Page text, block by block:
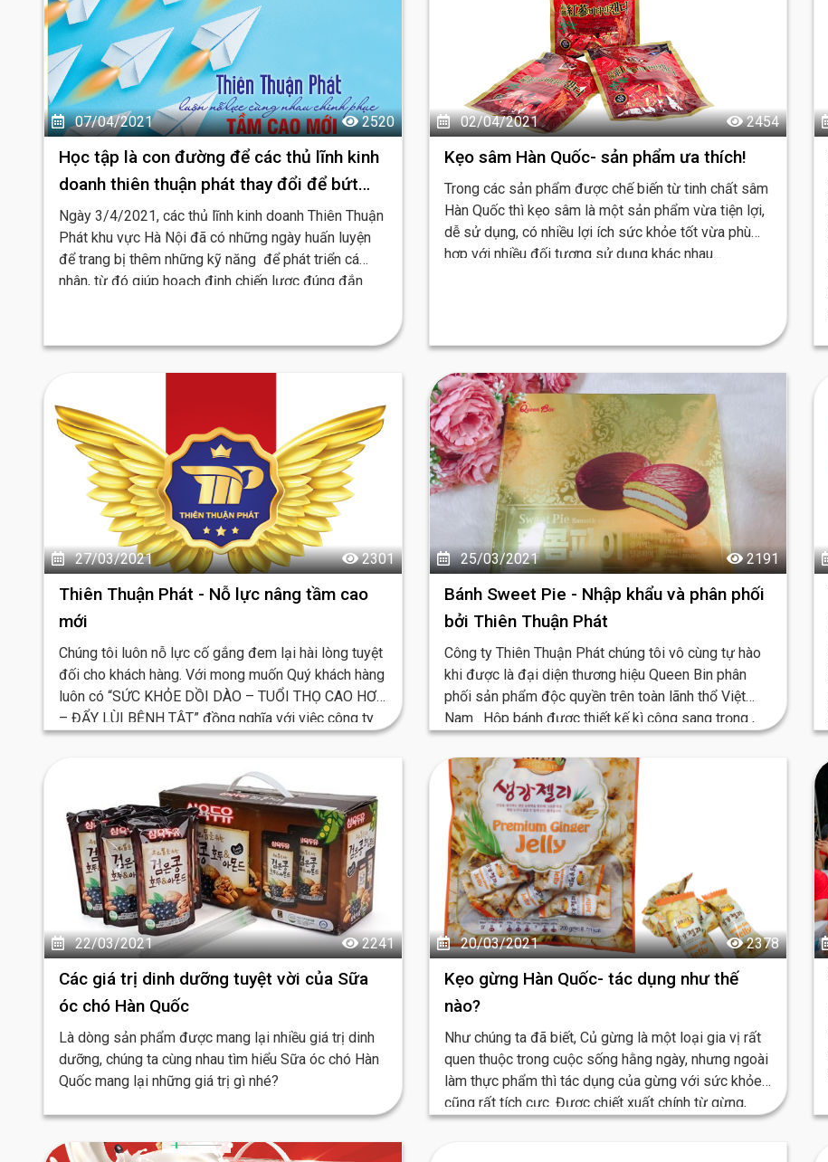
07/04/2021 2520
Học tập là con đường để các thủ lĩnh kinh
doanh thiên thuận phát thay đổi để bứt
phá!
Ngày 3/4/2021, các thủ lĩnh kinh doanh Thiên Thuận
Phát khu vực Hà Nội đã có những ngày huấn luyện
để trang bị thêm những kỹ năng để phát triển cá
nhân, từ đó giúp hoạch định chiến lược đúng đắn
02/04/2021 2454
Kẹo sâm Hàn Quốc- sản phẩm ưa thích!
Trong các sản phẩm được chế biến từ tinh chất sâm
Hàn Quốc thì kẹo sâm là một sản phẩm vừa tiện lợi,
dễ sử dụng, có nhiều lợi ích sức khỏe tốt vừa phù
hợp với nhiều đối tượng sử dụng khác nhau...
27/03/2021 2301
Thiên Thuận Phát - Nỗ lực nâng tầm cao
mới
Chúng tôi luôn nỗ lực cố gắng đem lại hài lòng tuyệt
đối cho khách hàng. Với mong muốn Quý khách hàng
luôn có “SỨC KHỎE DỒI DÀO – TUỔI THỌ CAO HƠN
– ĐẨY LÙI BỆNH TẬT” đồng nghĩa với việc công ty
chúng tôi không ngừng phát triển
25/03/2021 2191
Bánh Sweet Pie - Nhập khẩu và phân phối
bởi Thiên Thuận Phát
Công ty Thiên Thuận Phát chúng tôi vô cùng tự hào
khi được là đại diện thương hiệu Queen Bin phân
phối sản phẩm độc quyền trên toàn lãnh thổ Việt
Nam . Hộp bánh được thiết kế kì công sang trọng ,
ấn tượng với người tiêu dùng rất dễ nhận biết ...
22/03/2021 2241
Các giá trị dinh dưỡng tuyệt vời của Sữa
óc chó Hàn Quốc
Là dòng sản phẩm được mang lại nhiều giá trị dinh
dưỡng, chúng ta cùng nhau tìm hiểu Sữa óc chó Hàn
Quốc mang lại những giá trị gì nhé?
20/03/2021 2378
Kẹo gừng Hàn Quốc- tác dụng như thế
nào?
Như chúng ta đã biết, Củ gừng là một loại gia vị rất
quen thuộc trong cuộc sống hằng ngày, nhưng ngoài
làm thực phẩm thì tác dụng của gừng với sức khỏe
cũng rất tích cực. Được chiết xuất chính từ gừng,
Kẹo gừng Hàn Quốc ngày càng được người tiêu